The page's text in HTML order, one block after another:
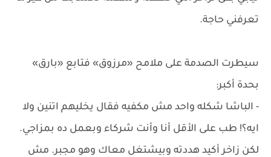
تعرفني حاجة.
سيطرت الصدمة على ملامح «مرزوق» فتابع «بارق»
بحدة أكبر:
- الباشا شكله واحد مش مكفيه فقال يخليهم اتنين ولا
ايه؟! طب على الأقل أنا وأنت شركاء وبعمل ده بمزاجي.
لكن زاخر أكيد هددته وبيشتغل معاك وهو مجبر. مش